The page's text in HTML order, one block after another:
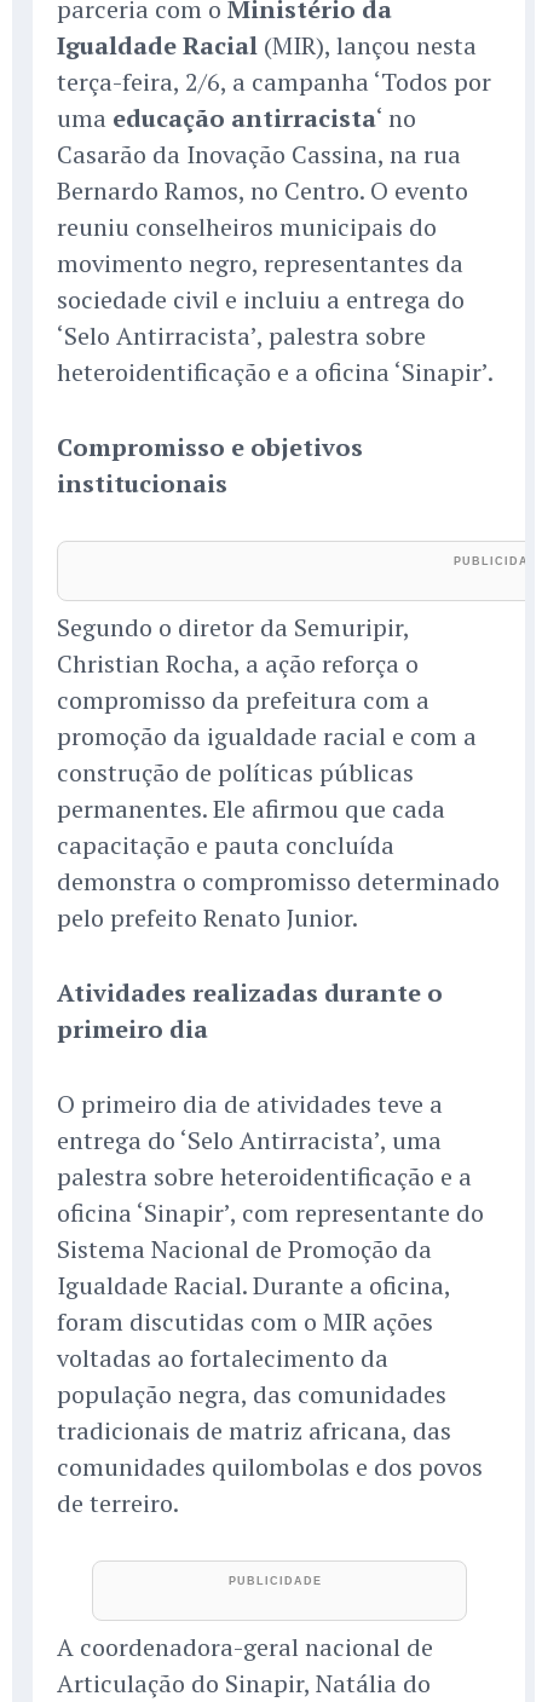
parceria com o Ministério da
Igualdade Racial (MIR), lançou nesta
terça-feira, 2/6, a campanha ‘Todos por
uma educação antirracista‘ no
Casarão da Inovação Cassina, na rua
Bernardo Ramos, no Centro. O evento
reuniu conselheiros municipais do
movimento negro, representantes da
sociedade civil e incluiu a entrega do
‘Selo Antirracista’, palestra sobre
heteroidentificação e a oficina ‘Sinapir’.
Compromisso e objetivos
institucionais
Segundo o diretor da Semuripir,
Christian Rocha, a ação reforça o
compromisso da prefeitura com a
promoção da igualdade racial e com a
construção de políticas públicas
permanentes. Ele afirmou que cada
capacitação e pauta concluída
demonstra o compromisso determinado
pelo prefeito Renato Junior.
Atividades realizadas durante o
primeiro dia
O primeiro dia de atividades teve a
entrega do ‘Selo Antirracista’, uma
palestra sobre heteroidentificação e a
oficina ‘Sinapir’, com representante do
Sistema Nacional de Promoção da
Igualdade Racial. Durante a oficina,
foram discutidas com o MIR ações
voltadas ao fortalecimento da
população negra, das comunidades
tradicionais de matriz africana, das
comunidades quilombolas e dos povos
de terreiro.
A coordenadora-geral nacional de
Articulação do Sinapir, Natália do